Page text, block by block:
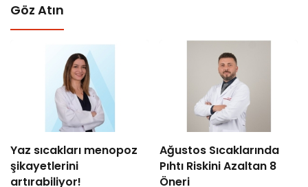
Göz Atın
Yaz sıcakları menopoz
şikayetlerini
artırabiliyor!
Ağustos Sıcaklarında
Pıhtı Riskini Azaltan 8
Öneri